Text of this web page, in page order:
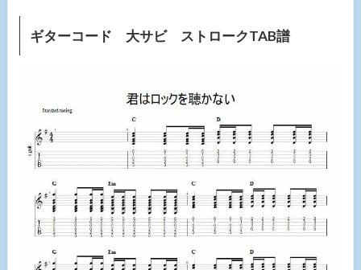
ギターコード 大サビ ストロークTAB譜